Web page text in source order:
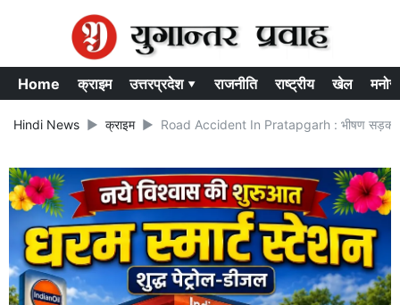
Home क्राइम उत्तरप्रदेश ▾ राजनीति राष्ट्रीय खेल
Hindi News क्राइम Road Accident In Pratapgarh : भीषण सड़क